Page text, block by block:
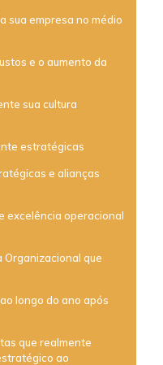
sua empresa no médio
e o aumento da
sua cultura
estratégicas
e alianças
excelência operacional
Organizacional que
longo do ano após
que realmente
ao